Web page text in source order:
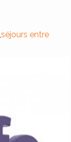
séjours entre